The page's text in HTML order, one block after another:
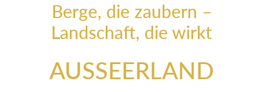
Berge, die zaubern –
Landschaft, die wirkt
AUSSEERLAND